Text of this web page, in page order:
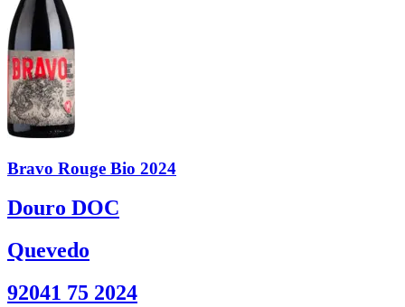
Bravo Rouge Bio 2024
Douro DOC
Quevedo
92041 75 2024